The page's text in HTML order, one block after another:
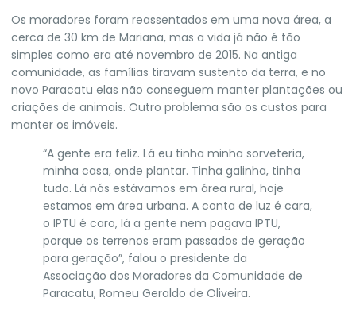
Os moradores foram reassentados em uma nova área, a
cerca de 30 km de Mariana, mas a vida já não é tão
simples como era até novembro de 2015. Na antiga
comunidade, as famílias tiravam sustento da terra, e no
novo Paracatu elas não conseguem manter plantações ou
criações de animais. Outro problema são os custos para
manter os imóveis.
“A gente era feliz. Lá eu tinha minha sorveteria,
minha casa, onde plantar. Tinha galinha, tinha
tudo. Lá nós estávamos em área rural, hoje
estamos em área urbana. A conta de luz é cara,
o IPTU é caro, lá a gente nem pagava IPTU,
porque os terrenos eram passados de geração
para geração”, falou o presidente da
Associação dos Moradores da Comunidade de
Paracatu, Romeu Geraldo de Oliveira.